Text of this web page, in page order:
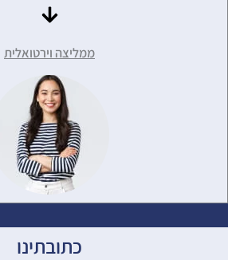
ממליצה וירטואלית
כתובתינו